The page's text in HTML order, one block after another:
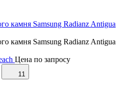
Цена по запросу
11